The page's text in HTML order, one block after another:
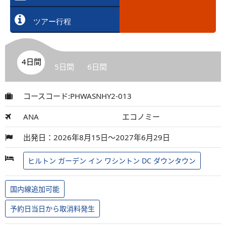
ツアー行程
4日間 5日間 6日間
コースコード:PHWASNHY2-013
ANA エコノミー
出発日：2026年8月15日～2027年6月29日
ヒルトン ガーデン イン ワシントン DC ダウンタウン
国内線追加可能
予約日当日から取消料発生